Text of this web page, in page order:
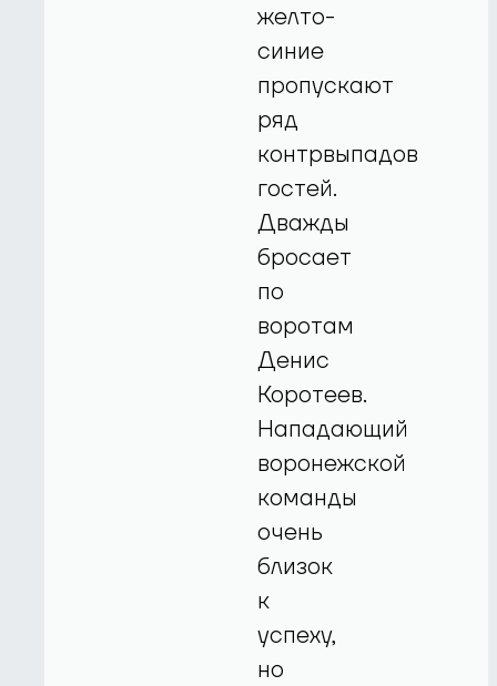
желто-
синие
пропускают
ряд
контрвыпадов
гостей.
Дважды
бросает
по
воротам
Денис
Коротеев.
Нападающий
воронежской
команды
очень
близок
к
успеху,
но